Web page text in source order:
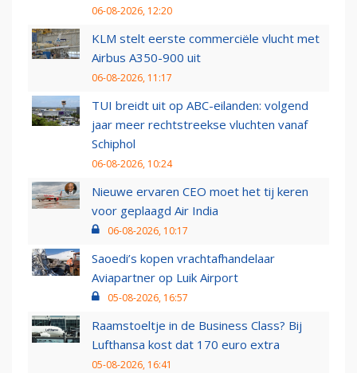
06-08-2026, 12:20
KLM stelt eerste commerciële vlucht met
Airbus A350-900 uit
06-08-2026, 11:17
TUI breidt uit op ABC-eilanden: volgend
jaar meer rechtstreekse vluchten vanaf
Schiphol
06-08-2026, 10:24
Nieuwe ervaren CEO moet het tij keren
voor geplaagd Air India
06-08-2026, 10:17
Saoedi’s kopen vrachtafhandelaar
Aviapartner op Luik Airport
05-08-2026, 16:57
Raamstoeltje in de Business Class? Bij
Lufthansa kost dat 170 euro extra
05-08-2026, 16:41